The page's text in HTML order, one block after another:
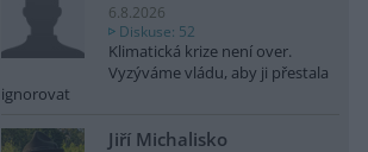
6.8.2026
Diskuse: 52
Klimatická krize není over.
Vyzýváme vládu, aby ji přestala
ignorovat
Jiří Michalisko